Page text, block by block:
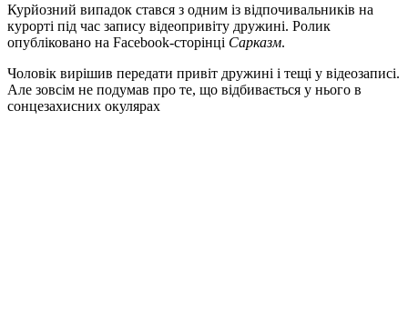
Курйозний випадок стався з одним із відпочивальників на
курорті під час запису відеопривіту дружині. Ролик
опубліковано на Facebook-сторінці Сарказм.
Чоловік вирішив передати привіт дружині і тещі у відеозаписі.
Але зовсім не подумав про те, що відбивається у нього в
сонцезахисних окулярах